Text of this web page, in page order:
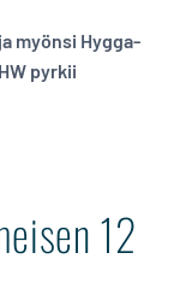
myönsi Hygga-
pyrkii
12